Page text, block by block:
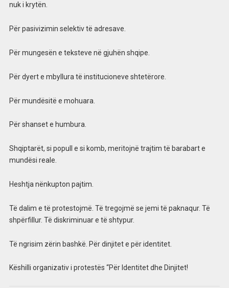
nuk i krytën.
Për pasivizimin selektiv të adresave.
Për mungesën e teksteve në gjuhën shqipe.
Për dyert e mbyllura të institucioneve shtetërore.
Për mundësitë e mohuara.
Për shanset e humbura.
Shqiptarët, si popull e si komb, meritojnë trajtim të barabart e
mundësi reale.
Heshtja nënkupton pajtim.
Të dalim e të protestojmë. Të tregojmë se jemi të paknaqur. Të
shpërfillur. Të diskriminuar e të shtypur.
Të ngrisim zërin bashkë. Për dinjitet e për identitet.
Këshilli organizativ i protestës “Për Identitet dhe Dinjitet!